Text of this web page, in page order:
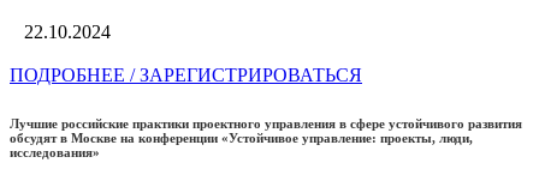
22.10.2024
ПОДРОБНЕЕ / ЗАРЕГИСТРИРОВАТЬСЯ
Лучшие российские практики проектного управления в сфере устойчивого развития
обсудят в Москве на конференции «Устойчивое управление: проекты, люди,
исследования»